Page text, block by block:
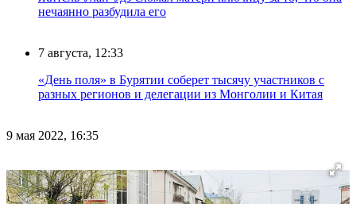
нечаянно разбудила его
7 августа, 12:33
«День поля» в Бурятии соберет тысячу участников с
разных регионов и делегации из Монголии и Китая
9 мая 2022, 16:35